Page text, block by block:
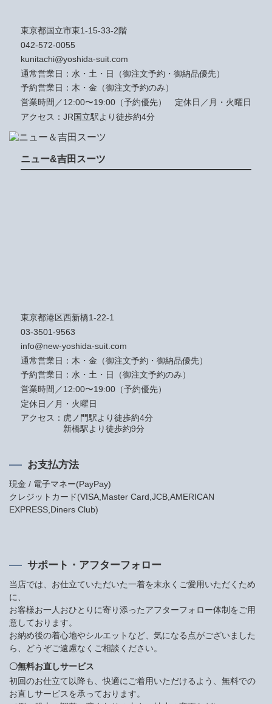
東京都国立市東1-15-33-2階
042-572-0055
kunitachi@yoshida-suit.com
通常営業日：水・土・日（御注文予約・御納品優先）
予約営業日：木・金（御注文予約のみ）
営業時間／12:00〜19:00（予約優先） 定休日／月・火曜日
アクセス：JR国立駅より徒歩約4分
ニュー&吉田スーツ
東京都港区西新橋1-22-1
03-3501-9563
info@new-yoshida-suit.com
通常営業日：木・金（御注文予約・御納品優先）
予約営業日：水・土・日（御注文予約のみ）
営業時間／12:00〜19:00（予約優先）
定休日／月・火曜日
アクセス： 虎ノ門駅より徒歩約4分
新橋駅より徒歩約9分
お支払方法
現金 / 電子マネー(PayPay)
クレジットカード(VISA,Master Card,JCB,AMERICAN
EXPRESS,Diners Club)
サポート・アフターフォロー
当店では、お仕立ていただいた一着を末永くご愛用いただくため
に、
お客様お一人おひとりに寄り添ったアフターフォロー体制をご用
意しております。
お納め後の着心地やシルエットなど、気になる点がございました
ら、どうぞご遠慮なくご相談ください。
〇無料お直しサービス
初回のお仕立て以降も、快適にご着用いただけるよう、無料での
お直しサービスを承っております。